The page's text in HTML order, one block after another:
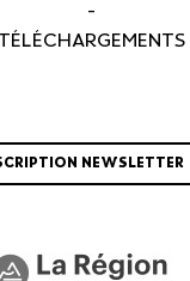
-
TÉLÉCHARGEMENTS
NEWSLETTER